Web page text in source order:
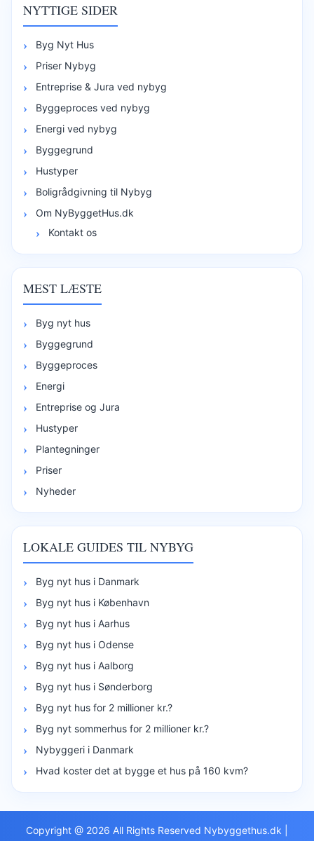
NYTTIGE SIDER
Byg Nyt Hus
Priser Nybyg
Entreprise & Jura ved nybyg
Byggeproces ved nybyg
Energi ved nybyg
Byggegrund
Hustyper
Boligrådgivning til Nybyg
Om NyByggetHus.dk
Kontakt os
MEST LÆSTE
Byg nyt hus
Byggegrund
Byggeproces
Energi
Entreprise og Jura
Hustyper
Plantegninger
Priser
Nyheder
LOKALE GUIDES TIL NYBYG
Byg nyt hus i Danmark
Byg nyt hus i København
Byg nyt hus i Aarhus
Byg nyt hus i Odense
Byg nyt hus i Aalborg
Byg nyt hus i Sønderborg
Byg nyt hus for 2 millioner kr.?
Byg nyt sommerhus for 2 millioner kr.?
Nybyggeri i Danmark
Hvad koster det at bygge et hus på 160 kvm?
Copyright @ 2026 All Rights Reserved Nybyggethus.dk